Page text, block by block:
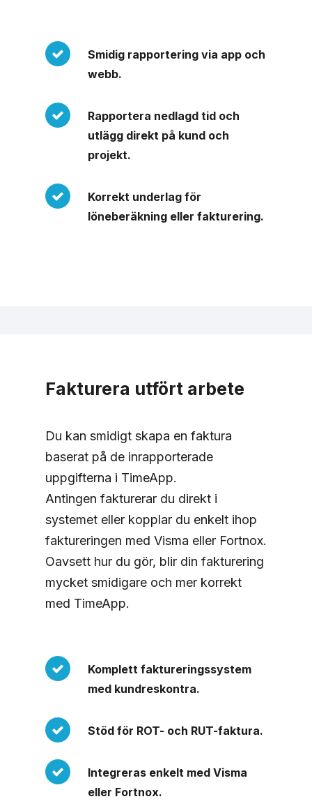
Smidig rapportering via app och
webb.
Rapportera nedlagd tid och
utlägg direkt på kund och
projekt.
Korrekt underlag för
löneberäkning eller fakturering.
Fakturera utfört arbete
Du kan smidigt skapa en faktura
baserat på de inrapporterade
uppgifterna i TimeApp.
Antingen fakturerar du direkt i
systemet eller kopplar du enkelt ihop
faktureringen med Visma eller Fortnox.
Oavsett hur du gör, blir din fakturering
mycket smidigare och mer korrekt
med TimeApp.
Komplett faktureringssystem
med kundreskontra.
Stöd för ROT- och RUT-faktura.
Integreras enkelt med Visma
eller Fortnox.